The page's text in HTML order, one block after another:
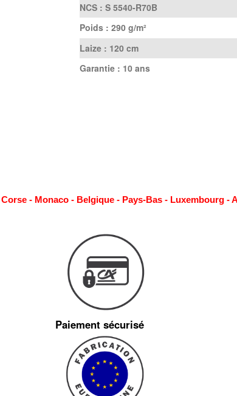
NCS : S 5540-R70B
Poids : 290 g/m²
Laize : 120 cm
Garantie : 10 ans
- Monaco - Belgique - Pays-Bas - Luxembourg -
Paiement sécurisé